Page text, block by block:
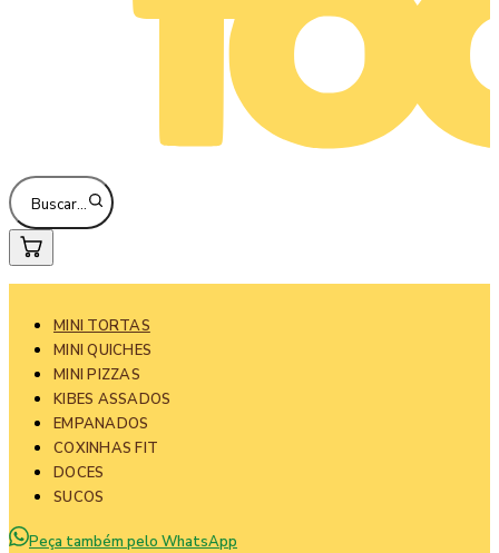
Buscar…
MINI TORTAS
MINI QUICHES
MINI PIZZAS
KIBES ASSADOS
EMPANADOS
COXINHAS FIT
DOCES
SUCOS
Peça também pelo WhatsApp